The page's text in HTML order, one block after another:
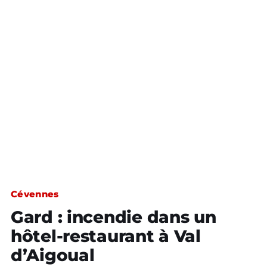
Cévennes
Gard : incendie dans un
hôtel-restaurant à Val
d’Aigoual